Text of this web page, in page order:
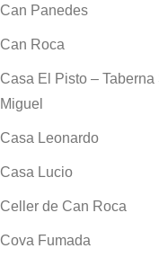
Can Panedes
Can Roca
Casa El Pisto – Taberna
Miguel
Casa Leonardo
Casa Lucio
Celler de Can Roca
Cova Fumada